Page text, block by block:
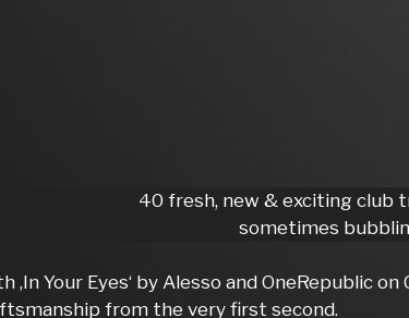
40 fresh, new & exciting club
sometimes
‚In Your Eyes‘ by Alesso and OneRepublic
from the very first second.